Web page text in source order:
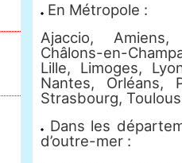
En Métropole :
Ajaccio,
Châlons-en-
Lille, Limoges,
Nantes, Orléans,
Strasbourg,
Dans les
d’outre-mer :